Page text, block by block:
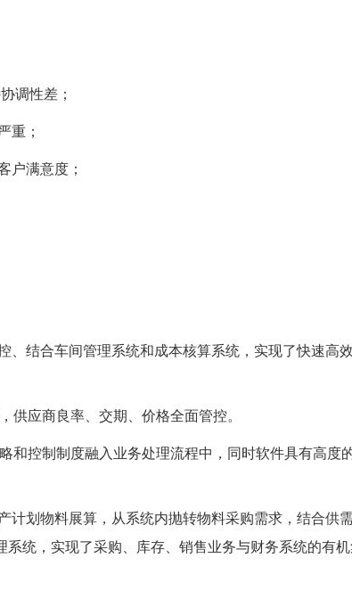
调性差；
重；
户满意度；
、结合车间管理系统和成本核算系统，实现了快速高
供应商良率、交期、价格全面管控。
和控制制度融入业务处理流程中，同时软件具有高度
计划物料展算，从系统内抛转物料采购需求，结合供
统，实现了采购、库存、销售业务与财务系统的有